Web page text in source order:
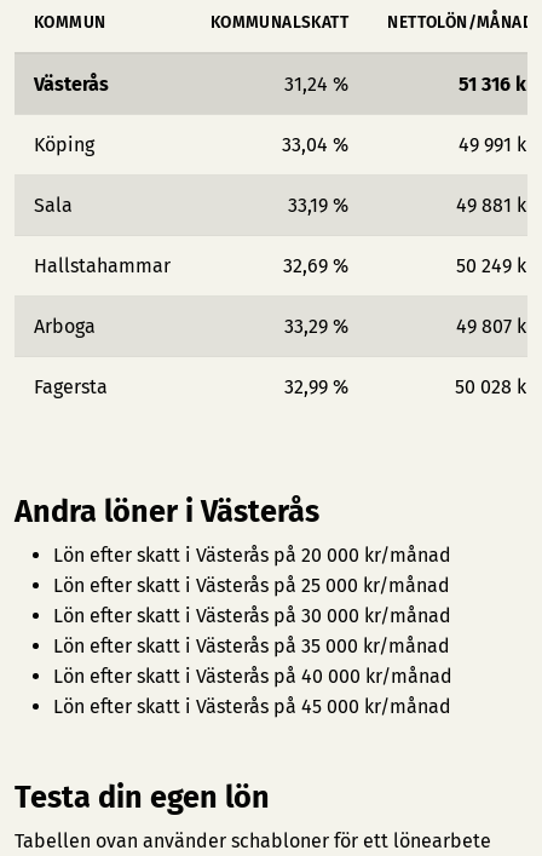
KOMMUN KOMMUNALSKATT NETTOLÖN/MÅNAD
Västerås 31,24 % 51 316 kr
Köping 33,04 % 49 991 kr
Sala 33,19 % 49 881 kr
Hallstahammar 32,69 % 50 249 kr
Arboga 33,29 % 49 807 kr
Fagersta 32,99 % 50 028 kr
Andra löner i Västerås
Lön efter skatt i Västerås på 20 000 kr/månad
Lön efter skatt i Västerås på 25 000 kr/månad
Lön efter skatt i Västerås på 30 000 kr/månad
Lön efter skatt i Västerås på 35 000 kr/månad
Lön efter skatt i Västerås på 40 000 kr/månad
Lön efter skatt i Västerås på 45 000 kr/månad
Testa din egen lön
Tabellen ovan använder schabloner för ett lönearbete